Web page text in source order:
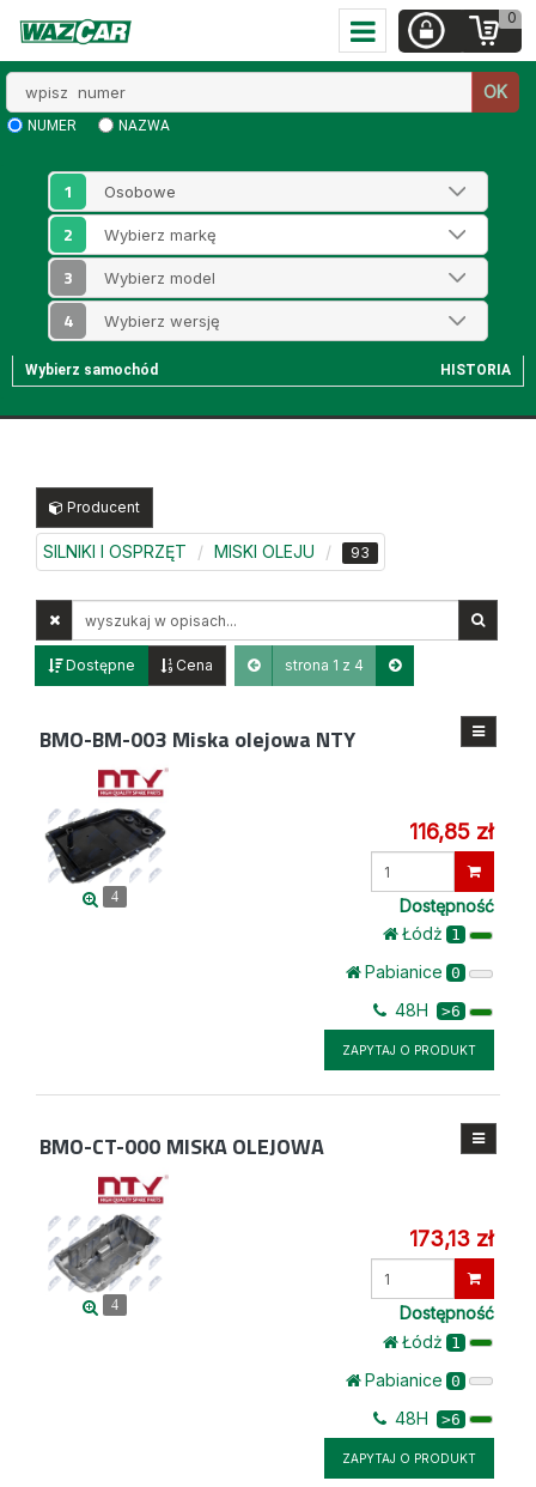
0
numer
OK
NUMER NAZWA
1
2
3
4
Wybierz samochód HISTORIA
Producent
SILNIKI I OSPRZĘT MISKI OLEJU 93
opisach
Dostępne Cena strona 1 z 4
BMO-BM-003 Miska olejowa NTY
4
116,85 zł
Dostępność
Łódż 1
Pabianice 0
48H >6
ZAPYTAJ O PRODUKT
BMO-CT-000 MISKA OLEJOWA
4
173,13 zł
Dostępność
Łódż 1
Pabianice 0
48H >6
ZAPYTAJ O PRODUKT